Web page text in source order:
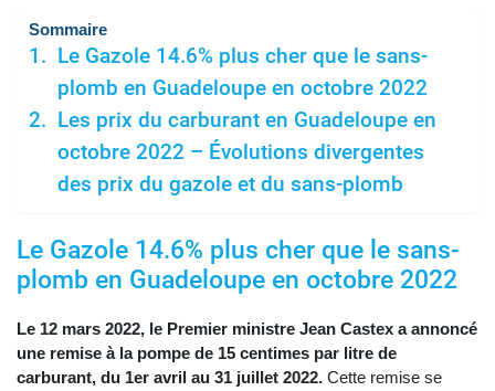
Sommaire
Le Gazole 14.6% plus cher que le sans-
plomb en Guadeloupe en octobre 2022
Les prix du carburant en Guadeloupe en
octobre 2022 – Évolutions divergentes
des prix du gazole et du sans-plomb
Le Gazole 14.6% plus cher que le sans-
plomb en Guadeloupe en octobre 2022
Le 12 mars 2022, le Premier ministre Jean Castex a annoncé
une remise à la pompe de 15 centimes par litre de
carburant, du 1er avril au 31 juillet 2022. Cette remise se